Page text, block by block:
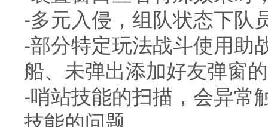
-多元入侵，组队状态下队
-部分特定玩法战斗使用助
船、未弹出添加好友弹窗
-哨站技能的扫描，会异常
技能的问题